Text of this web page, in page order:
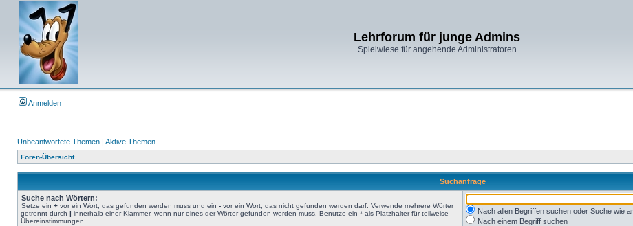
Lehrforum für junge Admins
Spielwiese für angehende Administratoren
Anmelden
Unbeantwortete Themen | Aktive Themen
Foren-Übersicht
Suchanfrage
Suche nach Wörtern:
Setze ein + vor ein Wort, das gefunden werden muss und ein - vor ein Wort, das nicht gefunden werden darf. Verwende mehrere Wörter
getrennt durch | innerhalb einer Klammer, wenn nur eines der Wörter gefunden werden muss. Benutze ein * als Platzhalter für teilweise
Übereinstimmungen.
Nach allen Begriffen suchen oder Suche wie
Nach einem Begriff suchen